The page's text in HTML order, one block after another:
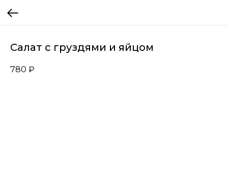
Салат с груздями и яйцом
780 ₽